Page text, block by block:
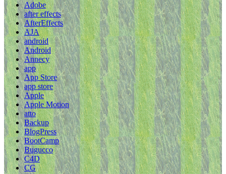
Adobe
after effects
AfterEffects
AJA
android
Android
Annecy
app
App Store
app store
Apple
Apple Motion
atto
Backup
BlogPress
BootCamp
Bugucco
C4D
CG